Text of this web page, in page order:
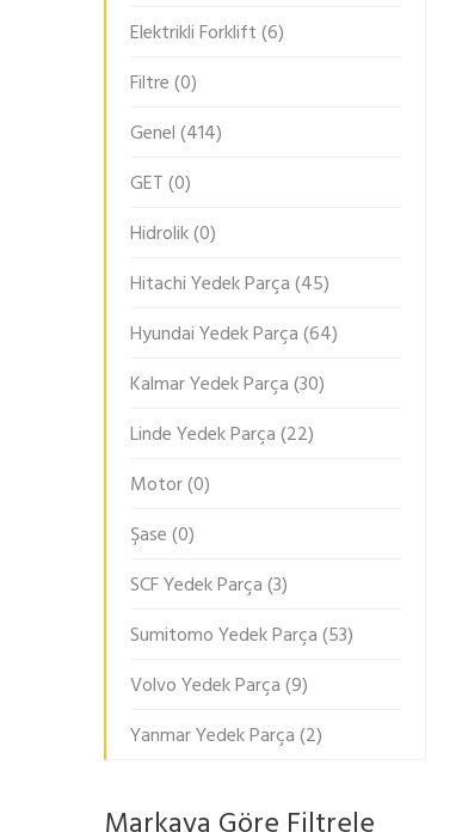
Elektrikli Forklift(6)
Filtre(0)
Genel(414)
GET(0)
Hidrolik(0)
Hitachi Yedek Parça(45)
Hyundai Yedek Parça(64)
Kalmar Yedek Parça(30)
Linde Yedek Parça(22)
Motor(0)
Şase(0)
SCF Yedek Parça(3)
Sumitomo Yedek Parça(53)
Volvo Yedek Parça(9)
Yanmar Yedek Parça(2)